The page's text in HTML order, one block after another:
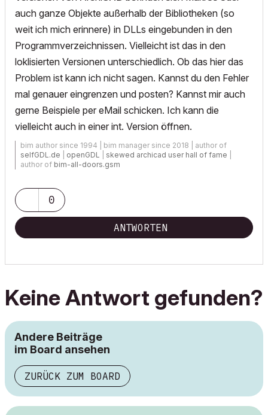
auch ganze Objekte außerhalb der Bibliotheken (so
weit ich mich erinnere) in DLLs eingebunden in den
Programmverzeichnissen. Vielleicht ist das in den
loklisierten Versionen unterschiedlich. Ob das hier das
Problem ist kann ich nicht sagen. Kannst du den Fehler
mal genauer eingrenzen und posten? Kannst mir auch
gerne Beispiele per eMail schicken. Ich kann die
vielleicht auch in einer int. Version öffnen.
bim author since 1994 | bim manager since 2018 | author of
selfGDL.de
openGDL skewed archicad user hall of fame
author of bim-all-doors.gsm
0
ANTWORTEN
Keine Antwort gefunden?
Andere Beiträge
im Board ansehen
ZURÜCK ZUM BOARD